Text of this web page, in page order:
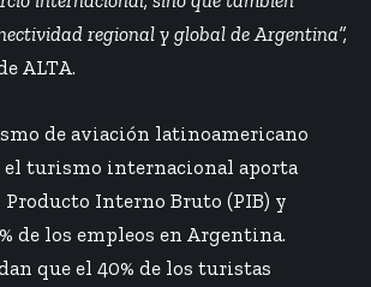
regional y global de Argentina”,
ALTA.
de aviación latinoamericano
el turismo internacional aporta
Producto Interno Bruto (PIB) y
de los empleos en Argentina.
que el 40% de los turistas